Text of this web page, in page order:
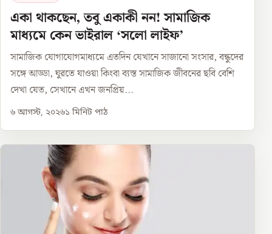
একা থাকছেন, তবু একাকী নন! সামাজিক
মাধ্যমে কেন ভাইরাল ‘সলো লাইফ’
সামাজিক যোগাযোগমাধ্যমে এতদিন যেখানে সাজানো সংসার, বন্ধুদের
সঙ্গে আড্ডা, ঘুরতে যাওয়া কিংবা ব্যস্ত সামাজিক জীবনের ছবি বেশি
দেখা যেত, সেখানে এখন জনপ্রিয়...
৬ আগস্ট, ২০২৬১ মিনিট পাঠ